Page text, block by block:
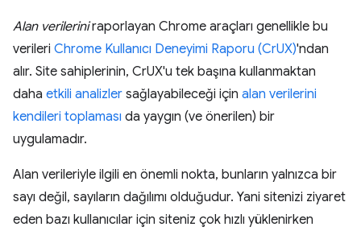
Alan verileriniraporlayan Chrome araçları genellikle bu
verileri Chrome Kullanıcı Deneyimi Raporu (CrUX)'ndan
alır. Site sahiplerinin, CrUX'u tek başına kullanmaktan
daha etkili analizler sağlayabileceği için alan verilerini
kendileri toplaması da yaygın (ve önerilen) bir
uygulamadır.
Alan verileriyle ilgili en önemli nokta, bunların yalnızca bir
sayı değil, sayıların dağılımı olduğudur. Yani sitenizi ziyaret
eden bazı kullanıcılar için siteniz çok hızlı yüklenirken